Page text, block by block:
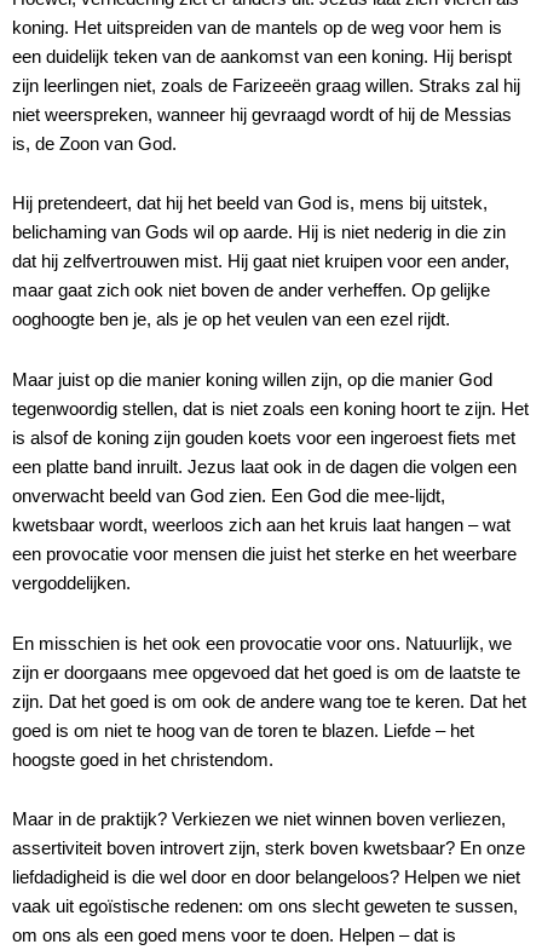
koning. Het uitspreiden van de mantels op de weg voor hem is
een duidelijk teken van de aankomst van een koning. Hij berispt
zijn leerlingen niet, zoals de Farizeeën graag willen. Straks zal hij
niet weerspreken, wanneer hij gevraagd wordt of hij de Messias
is, de Zoon van God.
Hij pretendeert, dat hij het beeld van God is, mens bij uitstek,
belichaming van Gods wil op aarde. Hij is niet nederig in die zin
dat hij zelfvertrouwen mist. Hij gaat niet kruipen voor een ander,
maar gaat zich ook niet boven de ander verheffen. Op gelijke
ooghoogte ben je, als je op het veulen van een ezel rijdt.
Maar juist op die manier koning willen zijn, op die manier God
tegenwoordig stellen, dat is niet zoals een koning hoort te zijn. Het
is alsof de koning zijn gouden koets voor een ingeroest fiets met
een platte band inruilt. Jezus laat ook in de dagen die volgen een
onverwacht beeld van God zien. Een God die mee-lijdt,
kwetsbaar wordt, weerloos zich aan het kruis laat hangen – wat
een provocatie voor mensen die juist het sterke en het weerbare
vergoddelijken.
En misschien is het ook een provocatie voor ons. Natuurlijk, we
zijn er doorgaans mee opgevoed dat het goed is om de laatste te
zijn. Dat het goed is om ook de andere wang toe te keren. Dat het
goed is om niet te hoog van de toren te blazen. Liefde – het
hoogste goed in het christendom.
Maar in de praktijk? Verkiezen we niet winnen boven verliezen,
assertiviteit boven introvert zijn, sterk boven kwetsbaar? En onze
liefdadigheid is die wel door en door belangeloos? Helpen we niet
vaak uit egoïstische redenen: om ons slecht geweten te sussen,
om ons als een goed mens voor te doen. Helpen – dat is